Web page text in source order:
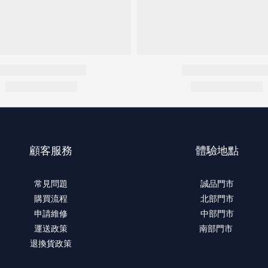
顧客服務
常見問題
購買流程
申請維修
運送政策
退換貨政策
體驗地點
誠品門市
北部門市
中部門市
南部門市